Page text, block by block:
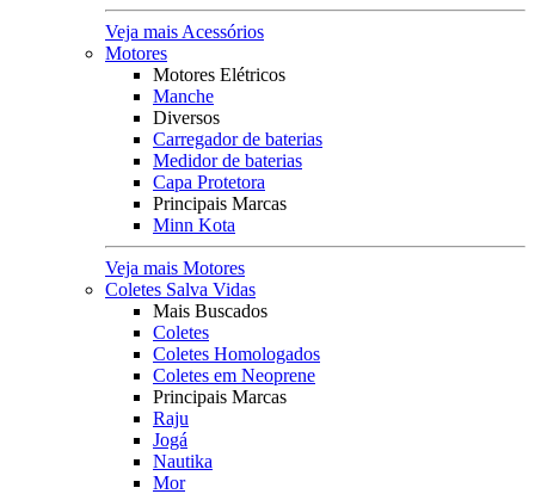
Veja mais Acessórios
Motores
Motores Elétricos
Manche
Diversos
Carregador de baterias
Medidor de baterias
Capa Protetora
Principais Marcas
Minn Kota
Veja mais Motores
Coletes Salva Vidas
Mais Buscados
Coletes
Coletes Homologados
Coletes em Neoprene
Principais Marcas
Raju
Jogá
Nautika
Mor